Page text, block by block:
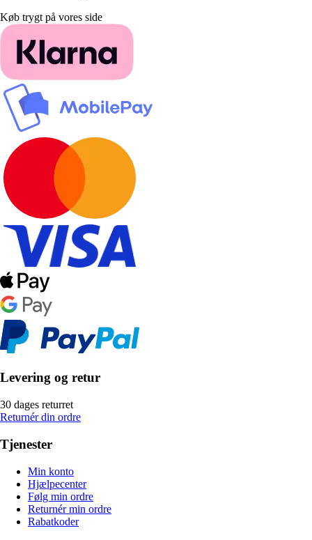
Køb trygt på vores side
Levering og retur
30 dages returret
Returnér din ordre
Tjenester
Min konto
Hjælpecenter
Følg min ordre
Returnér min ordre
Rabatkoder